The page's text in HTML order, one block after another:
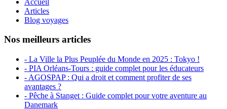
Articles
Blog voyages
Nos meilleurs articles
- La Ville la Plus Peuplée du Monde en 2025 : Tokyo !
- PIA Orléans-Tours : guide complet pour les éducateurs
- AGOSPAP : Qui a droit et comment profiter de ses
avantages ?
- Pêche à Stanget : Guide complet pour votre aventure au
Danemark